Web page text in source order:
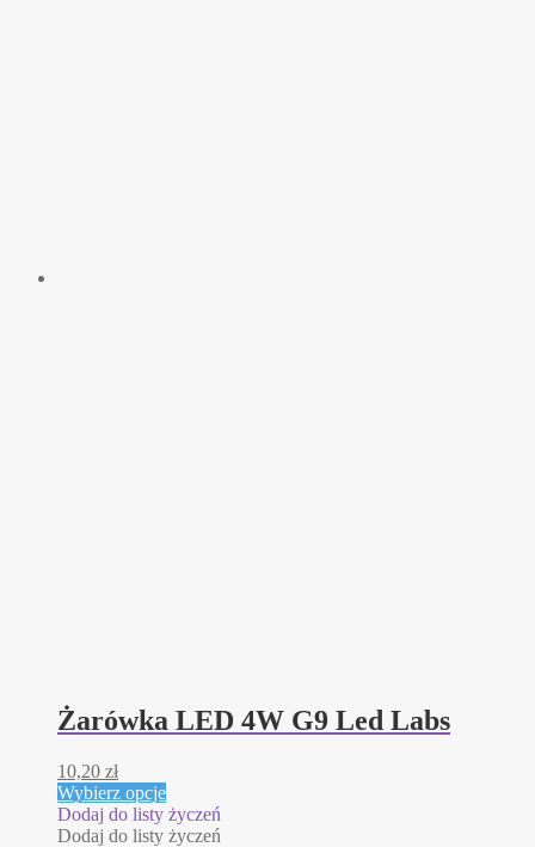
Żarówka LED 4W G9 Led Labs
10,20 zł
Wybierz opcjeTen
produkt
ma
Dodaj do listy życzeń
Dodaj do listy życzeń